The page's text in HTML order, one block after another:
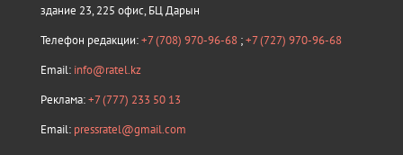
здание 23, 225 офис, БЦ Дарын
Телефон редакции:+7 (708) 970-96-68 ;+7 (727) 970-96-68
Email: info@ratel.kz
Реклама:+7 (777) 233 50 13
Email: pressratel@gmail.com